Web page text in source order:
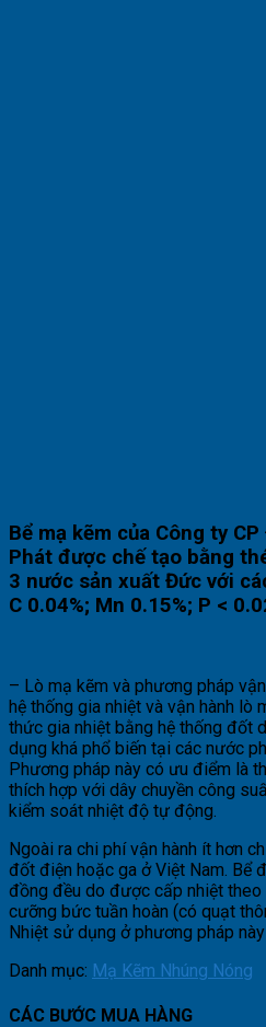
Bể mạ kẽm của Công ty
Phát được chế tạo bằng
3 nước sản xuất Đức với
C 0.04%; Mn 0.15%; P <
– Lò mạ kẽm và phương pháp
hệ thống gia nhiệt và vận hành
thức gia nhiệt bằng hệ thống đốt
dụng khá phổ biến tại các nước
Phương pháp này có ưu điểm là
thích hợp với dây chuyền công
kiểm soát nhiệt độ tự động.
Ngoài ra chi phí vận hành ít hơn
đốt điện hoặc ga ở Việt Nam. Bể
đồng đều do được cấp nhiệt
cưỡng bức tuần hoàn (có quạt
Nhiệt sử dụng ở phương pháp
Danh mục: Mạ Kẽm Nhúng Nóng
CÁC BƯỚC MUA HÀNG